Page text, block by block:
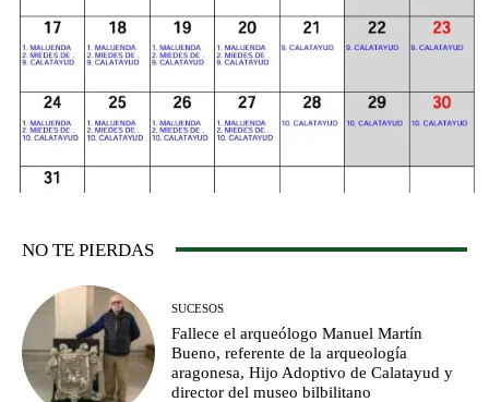
NO TE PIERDAS
SUCESOS
Fallece el arqueólogo Manuel Martín
Bueno, referente de la arqueología
aragonesa, Hijo Adoptivo de Calatayud y
director del museo bilbilitano